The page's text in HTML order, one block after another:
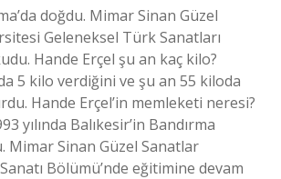
doğdu. Mimar Sinan Güzel
Geleneksel Türk Sanatları
Hande Erçel şu an kaç kilo?
5 kilo verdiğini ve şu an 55 kiloda
Hande Erçel’in memleketi neresi?
yılında Balıkesir’in Bandırma
Mimar Sinan Güzel Sanatlar
Bölümü’nde eğitimine devam